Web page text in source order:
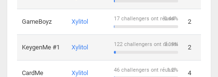
GameBoyz Xylitol 0.44%
17 challengers ont réussi 2
KeygenMe #1 Xylitol 3.19%
122 challengers ont réussi 2
CardMe Xylitol 1.2%
46 challengers ont réussi 4